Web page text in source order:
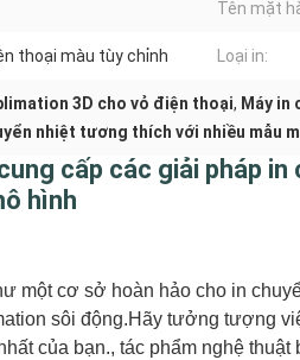
Tên mặt
thoại màu tùy chỉnh Loại in:
3D cho vỏ điện thoại, Máy in
nhiệt tương thích với nhiều mẫu
cấp các giải pháp
hình
một cơ sở hoàn hảo cho in
sôi động.Hãy tưởng tượng
của bạn., tác phẩm nghệ